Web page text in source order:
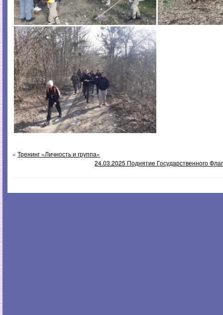
« Тренинг «Личность и группа»
24.03.2025 Поднятие Государственного